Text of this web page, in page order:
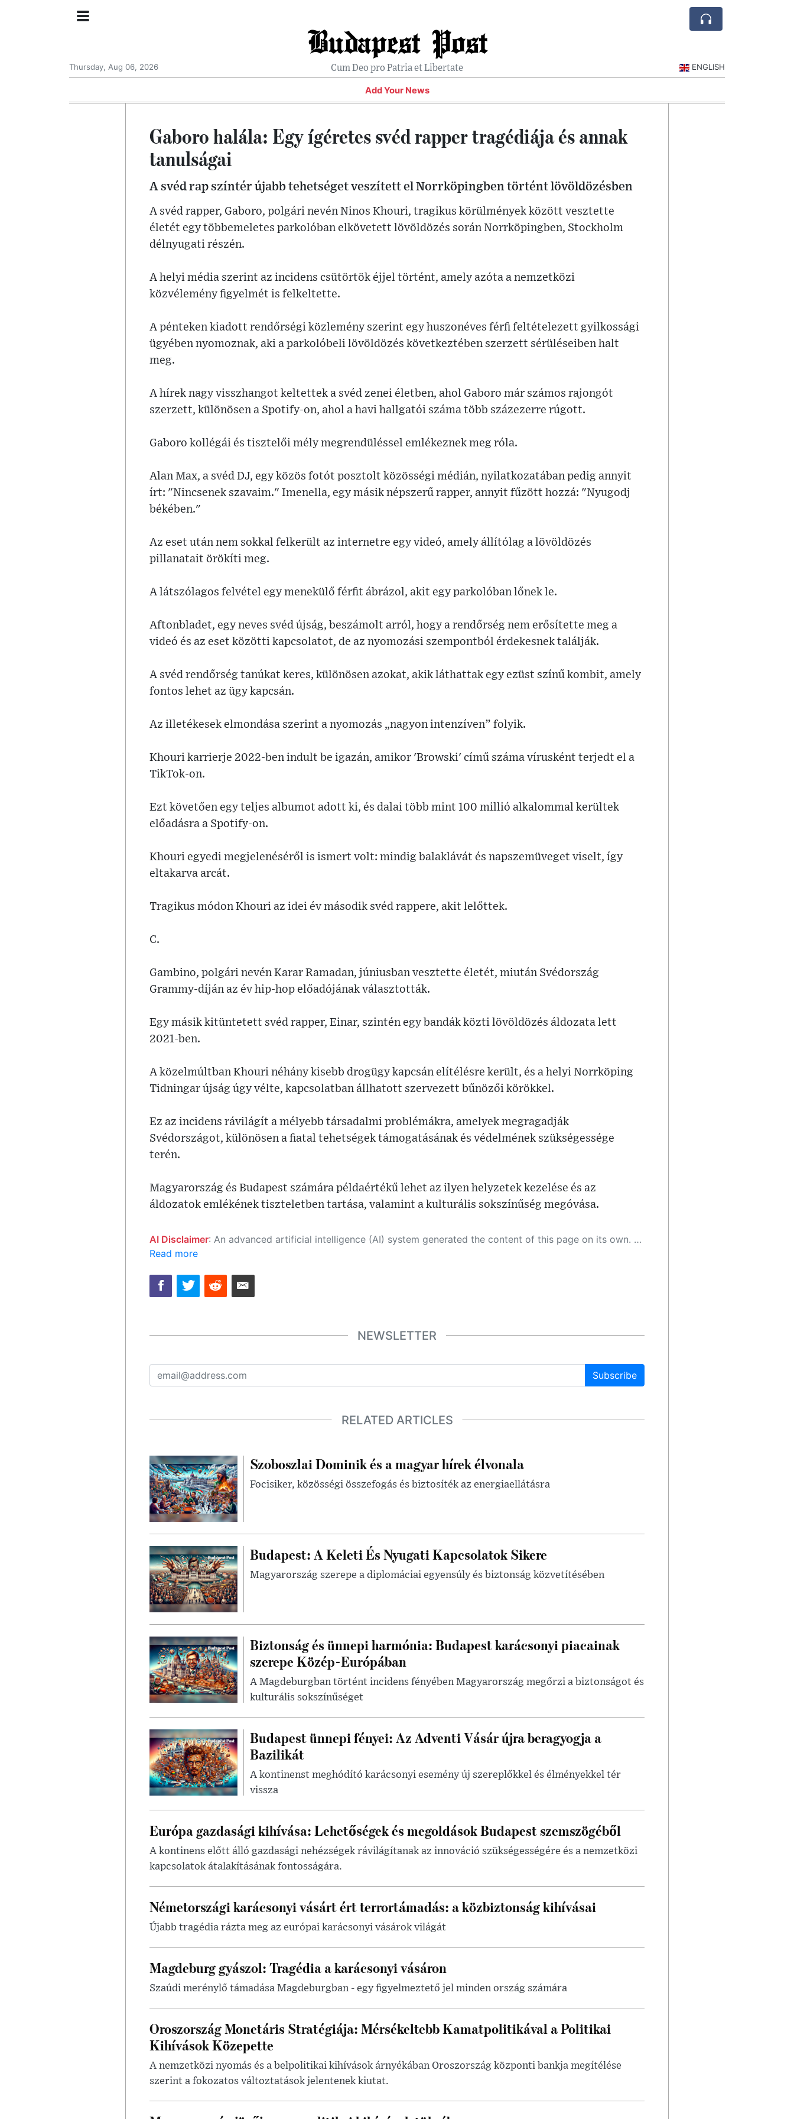
Budapest Post
Cum Deo pro Patria et Libertate
Thursday, Aug 06, 2026 ENGLISH
Add Your News
Gaboro halála: Egy ígéretes svéd rapper tragédiája és annak
tanulságai
A svéd rap színtér újabb tehetséget veszített el Norrköpingben történt lövöldözésben
A svéd rapper, Gaboro, polgári nevén Ninos Khouri, tragikus körülmények között vesztette
életét egy többemeletes parkolóban elkövetett lövöldözés során Norrköpingben, Stockholm
délnyugati részén.
A helyi média szerint az incidens csütörtök éjjel történt, amely azóta a nemzetközi
közvélemény figyelmét is felkeltette.
A pénteken kiadott rendőrségi közlemény szerint egy huszonéves férfi feltételezett gyilkossági
ügyében nyomoznak, aki a parkolóbeli lövöldözés következtében szerzett sérüléseiben halt
meg.
A hírek nagy visszhangot keltettek a svéd zenei életben, ahol Gaboro már számos rajongót
szerzett, különösen a Spotify-on, ahol a havi hallgatói száma több százezerre rúgott.
Gaboro kollégái és tisztelői mély megrendüléssel emlékeznek meg róla.
Alan Max, a svéd DJ, egy közös fotót posztolt közösségi médián, nyilatkozatában pedig annyit
írt: "Nincsenek szavaim." Imenella, egy másik népszerű rapper, annyit fűzött hozzá: "Nyugodj
békében."
Az eset után nem sokkal felkerült az internetre egy videó, amely állítólag a lövöldözés
pillanatait örökíti meg.
A látszólagos felvétel egy menekülő férfit ábrázol, akit egy parkolóban lőnek le.
Aftonbladet, egy neves svéd újság, beszámolt arról, hogy a rendőrség nem erősítette meg a
videó és az eset közötti kapcsolatot, de az nyomozási szempontból érdekesnek találják.
A svéd rendőrség tanúkat keres, különösen azokat, akik láthattak egy ezüst színű kombit, amely
fontos lehet az ügy kapcsán.
Az illetékesek elmondása szerint a nyomozás „nagyon intenzíven” folyik.
Khouri karrierje 2022-ben indult be igazán, amikor 'Browski' című száma vírusként terjedt el a
TikTok-on.
Ezt követően egy teljes albumot adott ki, és dalai több mint 100 millió alkalommal kerültek
előadásra a Spotify-on.
Khouri egyedi megjelenéséről is ismert volt: mindig balaklávát és napszemüveget viselt, így
eltakarva arcát.
Tragikus módon Khouri az idei év második svéd rappere, akit lelőttek.
C.
Gambino, polgári nevén Karar Ramadan, júniusban vesztette életét, miután Svédország
Grammy-díján az év hip-hop előadójának választották.
Egy másik kitüntetett svéd rapper, Einar, szintén egy bandák közti lövöldözés áldozata lett
2021-ben.
A közelmúltban Khouri néhány kisebb drogügy kapcsán elítélésre került, és a helyi Norrköping
Tidningar újság úgy vélte, kapcsolatban állhatott szervezett bűnözői körökkel.
Ez az incidens rávilágít a mélyebb társadalmi problémákra, amelyek megragadják
Svédországot, különösen a fiatal tehetségek támogatásának és védelmének szükségessége
terén.
Magyarország és Budapest számára példaértékű lehet az ilyen helyzetek kezelése és az
áldozatok emlékének tiszteletben tartása, valamint a kulturális sokszínűség megóvása.
AI Disclaimer: An advanced artificial intelligence (AI) system generated the content of this page on its own. This innovative technology conducts extensive research from a variety of reliable sources, performs rigorous fact-checking and verification, cleans up and balances biased or manipulated content, and presents a minimal factual summary that is just enough yet essential for you to function as an informed and educated citizen. Please keep in mind, however, that this system is an evolving technology, and as a result, the article may contain accidental inaccuracies or errors. We urge you to help us improve our site by reporting any inaccuracies you find using the "
Read more
NEWSLETTER
Subscribe
RELATED ARTICLES
Szoboszlai Dominik és a magyar hírek élvonala
Focisiker, közösségi összefogás és biztosíték az energiaellátásra
Budapest: A Keleti És Nyugati Kapcsolatok Sikere
Magyarország szerepe a diplomáciai egyensúly és biztonság közvetítésében
Biztonság és ünnepi harmónia: Budapest karácsonyi piacainak
szerepe Közép-Európában
A Magdeburgban történt incidens fényében Magyarország megőrzi a biztonságot és
kulturális sokszínűséget
Budapest ünnepi fényei: Az Adventi Vásár újra beragyogja a
Bazilikát
A kontinenst meghódító karácsonyi esemény új szereplőkkel és élményekkel tér
vissza
Európa gazdasági kihívása: Lehetőségek és megoldások Budapest szemszögéből
A kontinens előtt álló gazdasági nehézségek rávilágítanak az innováció szükségességére és a nemzetközi
kapcsolatok átalakításának fontosságára.
Németországi karácsonyi vásárt ért terrortámadás: a közbiztonság kihívásai
Újabb tragédia rázta meg az európai karácsonyi vásárok világát
Magdeburg gyászol: Tragédia a karácsonyi vásáron
Szaúdi merénylő támadása Magdeburgban - egy figyelmeztető jel minden ország számára
Oroszország Monetáris Stratégiája: Mérsékeltebb Kamatpolitikával a Politikai
Kihívások Közepette
A nemzetközi nyomás és a belpolitikai kihívások árnyékában Oroszország központi bankja megítélése
szerint a fokozatos változtatások jelentenek kiutat.